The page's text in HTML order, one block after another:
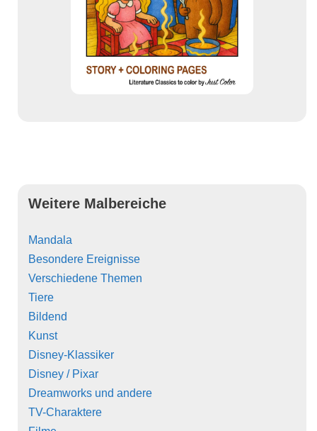
Weitere Malbereiche
Mandala
Besondere Ereignisse
Verschiedene Themen
Tiere
Bildend
Kunst
Disney-Klassiker
Disney / Pixar
Dreamworks und andere
TV-Charaktere